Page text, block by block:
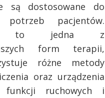
są dostosowane do
potrzeb pacjentów.
to jedna z
form terapii,
różne metody
oraz urządzenia
ruchowych i